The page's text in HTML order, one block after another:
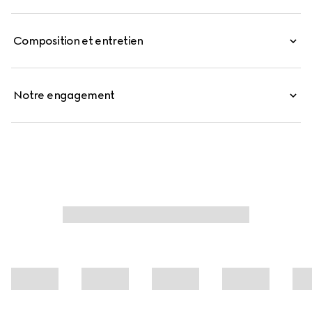
Composition et entretien
Notre engagement